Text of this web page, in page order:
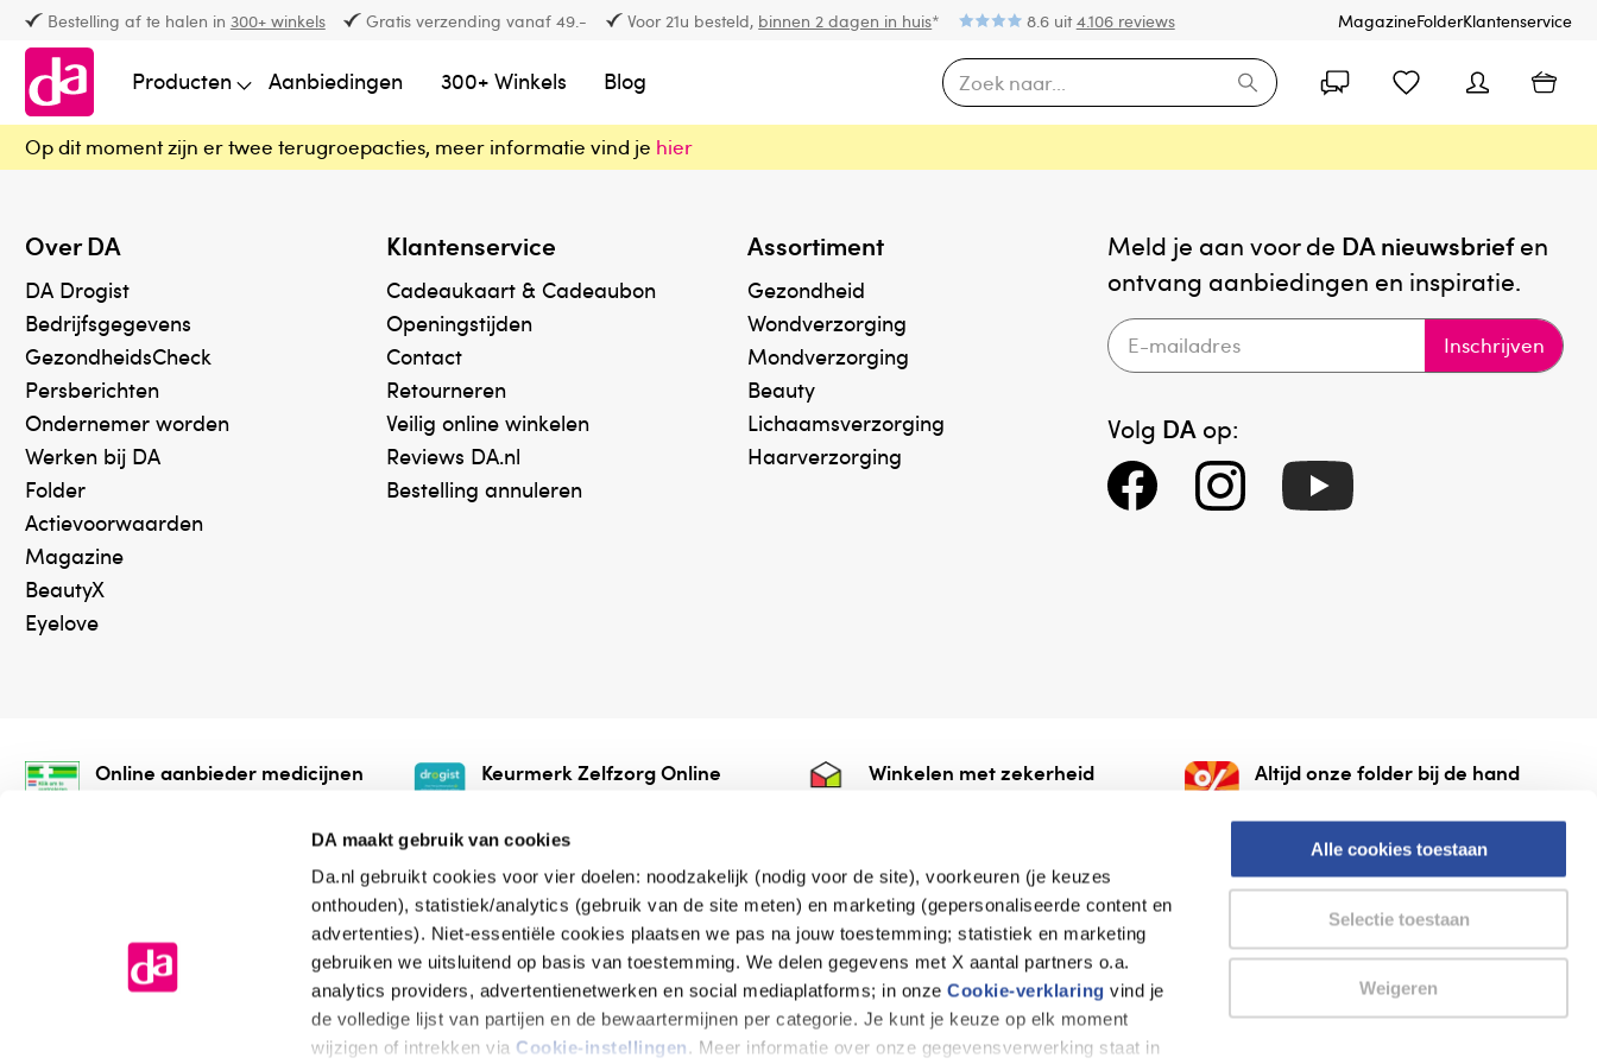
DA maakt gebruik van cookies
Da.nl gebruikt cookies voor vier doelen: noodzakelijk (nodig voor de site), voorkeuren (je keuzes
onthouden), statistiek/analytics (gebruik van de site meten) en marketing (gepersonaliseerde content en
advertenties). Niet-essentiële cookies plaatsen we pas na jouw toestemming; statistiek en marketing
gebruiken we uitsluitend op basis van toestemming. We delen gegevens met X aantal partners o.a.
analytics providers, advertentienetwerken en social mediaplatforms; in onzeCookie-verklaring vind je
de volledige lijst van partijen en de bewaartermijnen per categorie. Je kunt je keuze op elk moment
wijzigen of intrekken via Cookie-instellingen. Meer informatie over onze gegevensverwerking staat in
Alle cookies toestaan
Selectie toestaan
Weigeren
Bestelling af te halen in 300+ winkels Gratis verzending vanaf 49.- Voor 21u besteld, binnen 2 dagen in huis* 8.6 uit4.106 reviews MagazineFolderKlantenservice
Producten Aanbiedingen 300+ Winkels Blog
Op dit moment zijn er twee terugroepacties, meer informatie vind je hier
Over DA
DA Drogist
Bedrijfsgegevens
GezondheidsCheck
Persberichten
Ondernemer worden
Werken bij DA
Folder
Actievoorwaarden
Magazine
BeautyX
Eyelove
Klantenservice
Cadeaukaart & Cadeaubon
Openingstijden
Contact
Retourneren
Veilig online winkelen
Reviews DA.nl
Bestelling annuleren
Assortiment
Gezondheid
Wondverzorging
Mondverzorging
Beauty
Lichaamsverzorging
Haarverzorging
Meld je aan voor de DA nieuwsbriefen
ontvang aanbiedingen en inspiratie.
Inschrijven
Volg DA op:
Online aanbieder medicijnen
onze webshop mag verkopen.
Keurmerk Zelfzorg Online
online.
Winkelen met zekerheid Altijd onze folder bij de hand
AlleFolders.
de vriendelijke specialist
Algemene voorwaarden Cookieverklaring Disclaimer Privacy verklaring Thuiswinkel waarborg